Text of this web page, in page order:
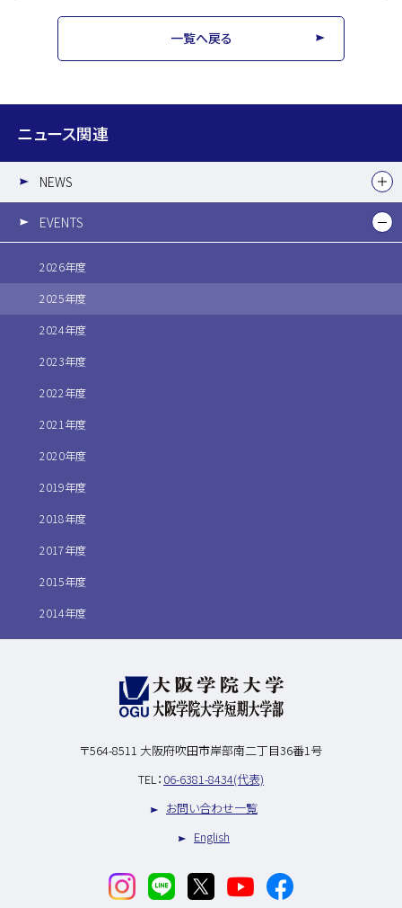
一覧へ戻る
ニュース関連
NEWS
EVENTS
2026年度
2025年度
2024年度
2023年度
2022年度
2021年度
2020年度
2019年度
2018年度
2017年度
2015年度
2014年度
〒564-8511 大阪府吹田市岸部南二丁目36番1号
TEL： 06-6381-8434(代表)
お問い合わせ一覧
English